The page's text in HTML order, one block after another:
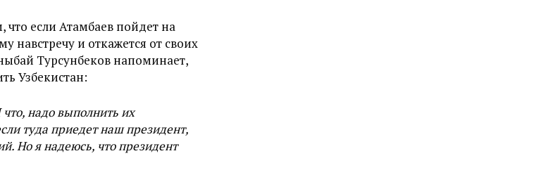
если Атамбаев пойдет на
навстречу и откажется от своих
Турсунбеков напоминает,
Узбекистан:
надо выполнить их
туда приедет наш президент,
Но я надеюсь, что президент